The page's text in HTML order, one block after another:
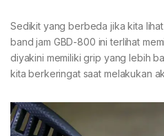
Sedikit yang berbeda jika kita
band jam GBD-800 ini terlihat
diyakini memiliki grip yang lebih
kita berkeringat saat melakukan